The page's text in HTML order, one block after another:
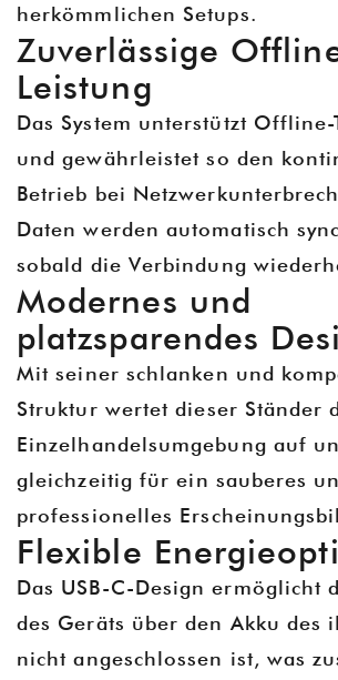
herkömmlichen Setups.
Zuverlässige
Leistung
Das System unterstützt
und gewährleistet so den
Betrieb bei
Daten werden automatisch
sobald die Verbindung
Modernes und
platzsparendes
Mit seiner schlanken und
Struktur wertet dieser Ständer
Einzelhandelsumgebung auf
gleichzeitig für ein sauberes
professionelles
Flexible
Das USB-C-Design ermöglicht
des Geräts über den Akku des
nicht angeschlossen ist, was